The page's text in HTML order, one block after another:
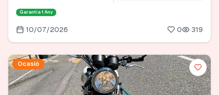
Garantia 1 Any
10/07/2026 0 319
Ocasió